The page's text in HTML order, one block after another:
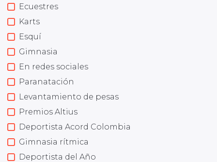
Ecuestres
Karts
Esquí
Gimnasia
En redes sociales
Paranatación
Levantamiento de pesas
Premios Altius
Deportista Acord Colombia
Gimnasia rítmica
Deportista del Año